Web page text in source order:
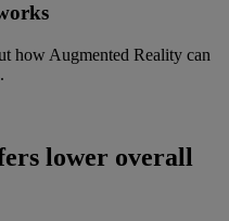
how Augmented Reality can
lower overall